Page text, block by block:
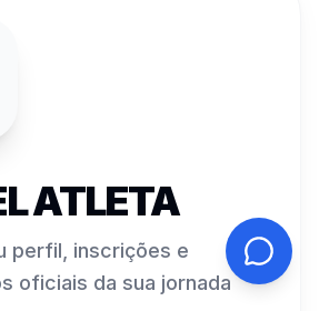
ATLETA
perfil, inscrições e
oficiais da sua jornada